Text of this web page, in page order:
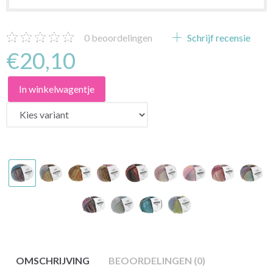
0 beoordelingen Schrijf recensie
€20,10
In winkelwagentje
OMSCHRIJVING BEOORDELINGEN (0)